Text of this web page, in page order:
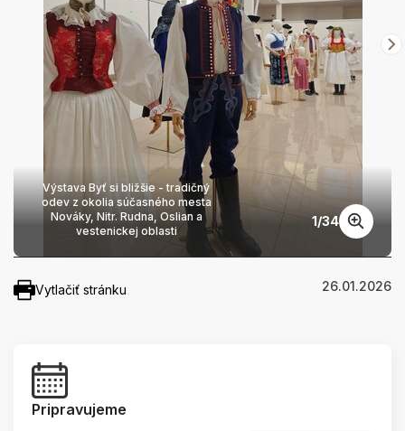
Výstava Byť si bližšie - tradičný
odev z okolia súčasného mesta
Nováky, Nitr. Rudna, Oslian a
vestenickej oblasti
1/34
Vytlačiť stránku 26.01.2026
Pripravujeme